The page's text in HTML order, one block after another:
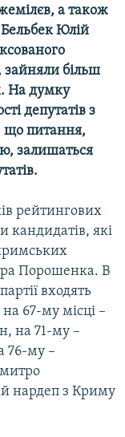
а також
Юлій
зайняли більш
На думку
депутатів з
що питання,
залишаться
рейтингових
кандидатів, які
Порошенка. В
входять
67-му місці –
на 71-му –
76-му –
нардеп з Криму